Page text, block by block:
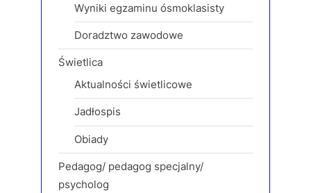
Wyniki egzaminu ósmoklasisty
Doradztwo zawodowe
Świetlica
Aktualności świetlicowe
Jadłospis
Obiady
Pedagog/ pedagog specjalny/
psycholog